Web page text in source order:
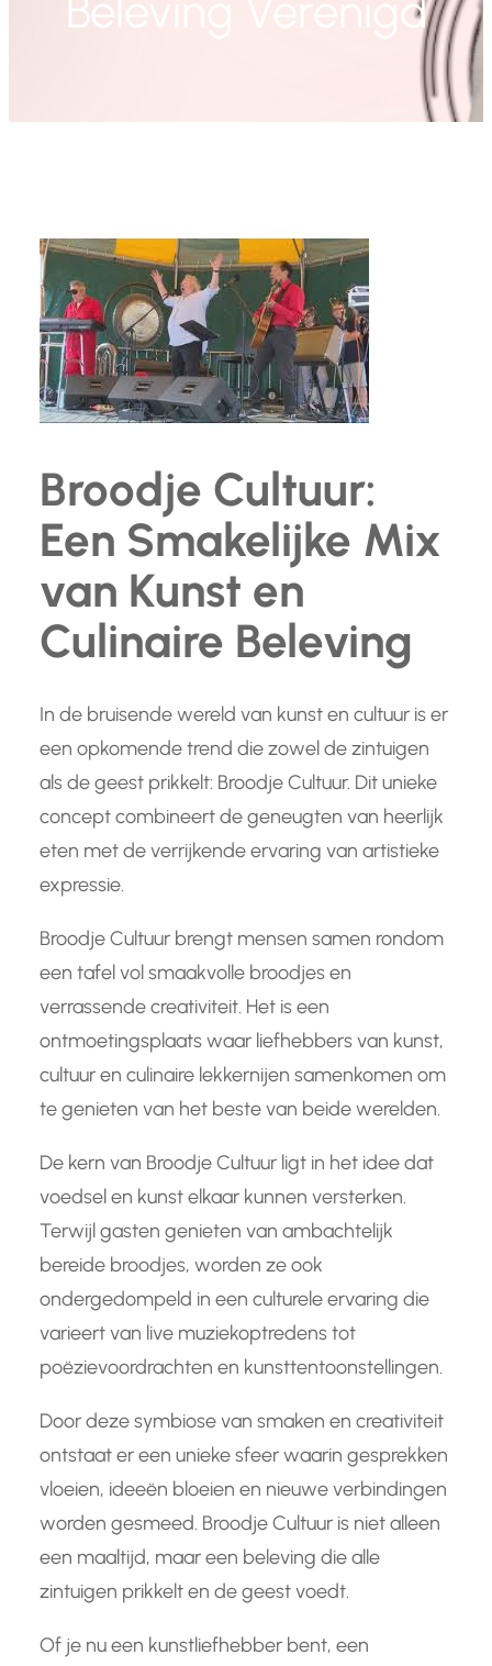
Broodje Cultuur:
Een Smakelijke Mix
van Kunst en
Culinaire Beleving
In de bruisende wereld van kunst en cultuur is er
een opkomende trend die zowel de zintuigen
als de geest prikkelt: Broodje Cultuur. Dit unieke
concept combineert de geneugten van heerlijk
eten met de verrijkende ervaring van artistieke
expressie.
Broodje Cultuur brengt mensen samen rondom
een tafel vol smaakvolle broodjes en
verrassende creativiteit. Het is een
ontmoetingsplaats waar liefhebbers van kunst,
cultuur en culinaire lekkernijen samenkomen om
te genieten van het beste van beide werelden.
De kern van Broodje Cultuur ligt in het idee dat
voedsel en kunst elkaar kunnen versterken.
Terwijl gasten genieten van ambachtelijk
bereide broodjes, worden ze ook
ondergedompeld in een culturele ervaring die
varieert van live muziekoptredens tot
poëzievoordrachten en kunsttentoonstellingen.
Door deze symbiose van smaken en creativiteit
ontstaat er een unieke sfeer waarin gesprekken
vloeien, ideeën bloeien en nieuwe verbindingen
worden gesmeed. Broodje Cultuur is niet alleen
een maaltijd, maar een beleving die alle
zintuigen prikkelt en de geest voedt.
Of je nu een kunstliefhebber bent, een